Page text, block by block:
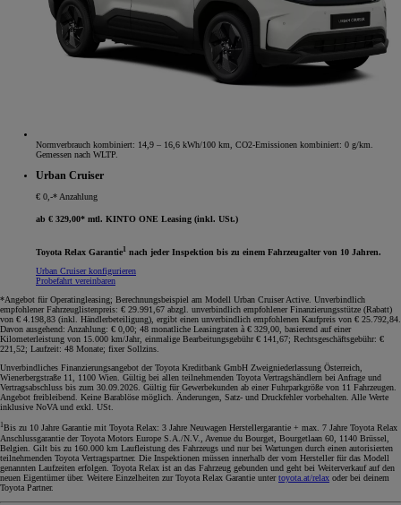
Normverbrauch kombiniert: 14,9 – 16,6 kWh/100 km, CO2-Emissionen kombiniert: 0 g/km.
Gemessen nach WLTP.
Urban Cruiser
€ 0,-* Anzahlung
ab € 329,00* mtl. KINTO ONE Leasing (inkl. USt.)
Toyota Relax Garantie1 nach jeder Inspektion bis zu einem Fahrzeugalter von 10 Jahren.
Urban Cruiser konfigurieren
Probefahrt vereinbaren
*Angebot für Operatingleasing; Berechnungsbeispiel am Modell Urban Cruiser Active. Unverbindlich
empfohlener Fahrzeuglistenpreis: € 29.991,67 abzgl. unverbindlich empfohlener Finanzierungsstütze (Rabatt)
von € 4.198,83 (inkl. Händlerbeteiligung), ergibt einen unverbindlich empfohlenen Kaufpreis von € 25.792,84.
Davon ausgehend: Anzahlung: € 0,00; 48 monatliche Leasingraten à € 329,00, basierend auf einer
Kilometerleistung von 15.000 km/Jahr, einmalige Bearbeitungsgebühr € 141,67; Rechtsgeschäftsgebühr: €
221,52; Laufzeit: 48 Monate; fixer Sollzins.
Unverbindliches Finanzierungsangebot der Toyota Kreditbank GmbH Zweigniederlassung Österreich,
Wienerbergstraße 11, 1100 Wien. Gültig bei allen teilnehmenden Toyota Vertragshändlern bei Anfrage und
Vertragsabschluss bis zum 30.09.2026. Gültig für Gewerbekunden ab einer Fuhrparkgröße von 11 Fahrzeugen.
Angebot freibleibend. Keine Barablöse möglich. Änderungen, Satz- und Druckfehler vorbehalten. Alle Werte
inklusive NoVA und exkl. USt.
1Bis zu 10 Jahre Garantie mit Toyota Relax: 3 Jahre Neuwagen Herstellergarantie + max. 7 Jahre Toyota Relax
Anschlussgarantie der Toyota Motors Europe S.A./N.V., Avenue du Bourget, Bourgetlaan 60, 1140 Brüssel,
Belgien. Gilt bis zu 160.000 km Laufleistung des Fahrzeugs und nur bei Wartungen durch einen autorisierten
teilnehmenden Toyota Vertragspartner. Die Inspektionen müssen innerhalb der vom Hersteller für das Modell
genannten Laufzeiten erfolgen. Toyota Relax ist an das Fahrzeug gebunden und geht bei Weiterverkauf auf den
neuen Eigentümer über. Weitere Einzelheiten zur Toyota Relax Garantie untertoyota.at/relax oder bei deinem
Toyota Partner.